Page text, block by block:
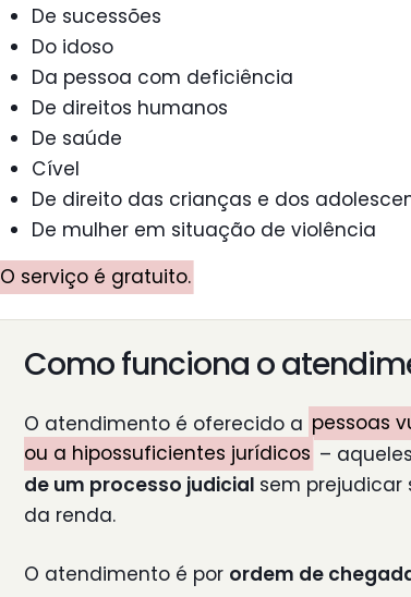
De sucessões
Do idoso
Da pessoa com deficiência
De direitos humanos
De saúde
Cível
De direito das crianças e dos
De mulher em situação de violência
O serviço é gratuito.
Como funciona o
O atendimento é oferecido a pessoas
ou a hipossuficientes jurídicos –
de um processo judicial sem prejudicar
da renda.
O atendimento é por ordem de